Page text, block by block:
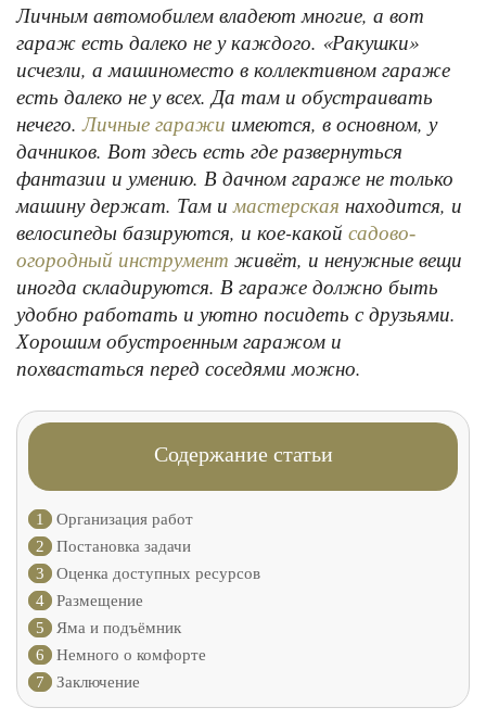
Личным автомобилем владеют многие, а вот
гараж есть далеко не у каждого. «Ракушки»
исчезли, а машиноместо в коллективном гараже
есть далеко не у всех. Да там и обустраивать
нечего.Личные гаражи имеются, в основном, у
дачников. Вот здесь есть где развернуться
фантазии и умению. В дачном гараже не только
машину держат. Там имастерская находится, и
велосипеды базируются, и кое-какой садово-
огородный инструмент живёт, и ненужные вещи
иногда складируются. В гараже должно быть
удобно работать и уютно посидеть с друзьями.
Хорошим обустроенным гаражом и
похвастаться перед соседями можно.
Содержание статьи
1
Организация работ
2
Постановка задачи
3
Оценка доступных ресурсов
4
Размещение
5
Яма и подъёмник
6
Немного о комфорте
7
Заключение